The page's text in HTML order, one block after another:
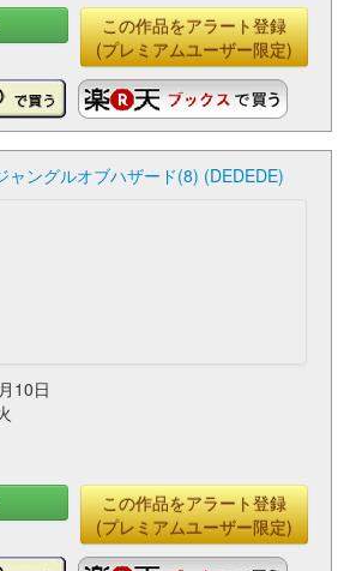
この作品をアラート登録
(プレミアムユーザー限定)
ャングルオブハザード(8) (DEDEDE)
10日
この作品をアラート登録
(プレミアムユーザー限定)